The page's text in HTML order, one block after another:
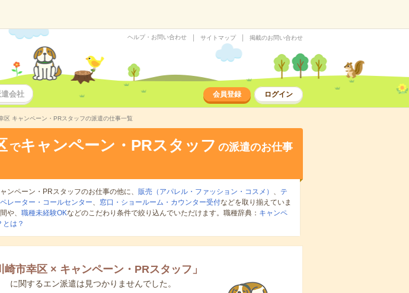
ヘルプ・お問い合わせ サイトマップ 掲載のお問い合わせ
会社 会員登録 ログイン
区 キャンペーン・PRスタッフの派遣の仕事一覧
でキャンペーン・PRスタッフ の派遣のお仕事
ンペーン・PRスタッフのお仕事の他に、 販売（アパレル・ファッション・コスメ） 、
テ
レーター・コールセンター、 窓口・ショールーム・カウンター受付などを取り揃えていま
や、 職種未経験OKなどのこだわり条件で絞り込んでいただけます。職種辞典： キャンペ
は？
崎市幸区× キャンペーン・PRスタッフ 」
に関するエン派遣は見つかりませんでした。